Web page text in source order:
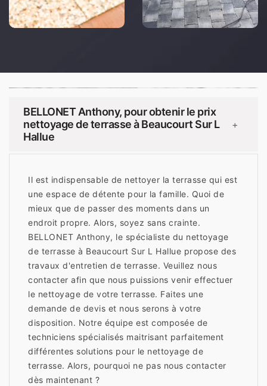
BELLONET Anthony, pour obtenir le prix
nettoyage de terrasse à Beaucourt Sur L
Hallue
+
Il est indispensable de nettoyer la terrasse qui est
une espace de détente pour la famille. Quoi de
mieux que de passer des moments dans un
endroit propre. Alors, soyez sans crainte.
BELLONET Anthony, le spécialiste du nettoyage
de terrasse à Beaucourt Sur L Hallue propose des
travaux d'entretien de terrasse. Veuillez nous
contacter afin que nous puissions venir effectuer
le nettoyage de votre terrasse. Faites une
demande de devis et nous serons à votre
disposition. Notre équipe est composée de
techniciens spécialisés maitrisant parfaitement
différentes solutions pour le nettoyage de
terrasse. Alors, pourquoi ne pas nous contacter
dès maintenant ?